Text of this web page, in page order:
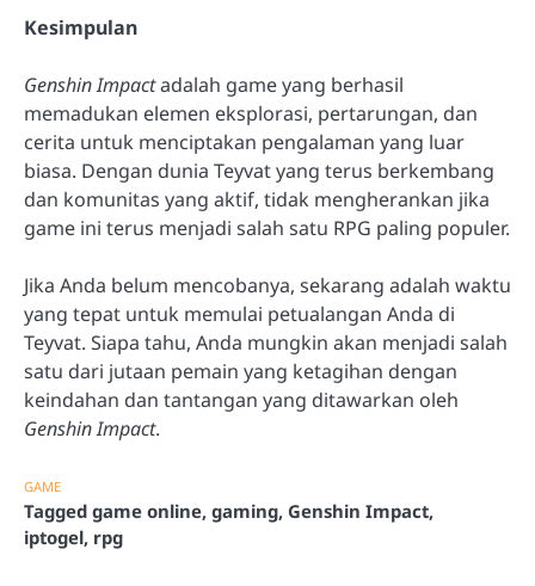
Kesimpulan
Genshin Impactadalah game yang berhasil
memadukan elemen eksplorasi, pertarungan, dan
cerita untuk menciptakan pengalaman yang luar
biasa. Dengan dunia Teyvat yang terus berkembang
dan komunitas yang aktif, tidak mengherankan jika
game ini terus menjadi salah satu RPG paling populer.
Jika Anda belum mencobanya, sekarang adalah waktu
yang tepat untuk memulai petualangan Anda di
Teyvat. Siapa tahu, Anda mungkin akan menjadi salah
satu dari jutaan pemain yang ketagihan dengan
keindahan dan tantangan yang ditawarkan oleh
Genshin Impact.
GAME
Tagged game online, gaming, Genshin Impact,
iptogel, rpg